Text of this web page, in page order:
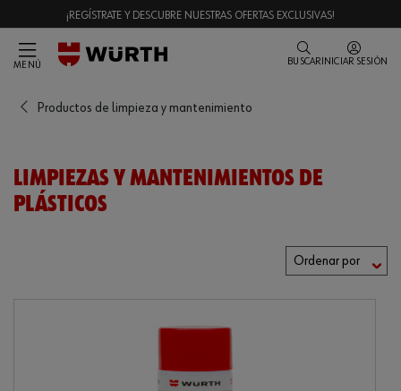
¡REGÍSTRATE Y DESCUBRE NUESTRAS OFERTAS EXCLUSIVAS!
MENÚ BUSCAR INICIAR SESIÓN
Productos de limpieza y mantenimiento
LIMPIEZAS Y MANTENIMIENTOS DE
PLÁSTICOS